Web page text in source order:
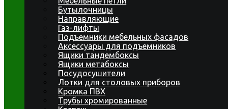
Бутылочницы
Направляющие
Газ-лифты
Подъемники мебельных фасадов
Аксессуары для подъемников
Ящики тандембоксы
Ящики метабоксы
Посудосушители
Лотки для столовых приборов
Кромка ПВХ
Трубы хромированные